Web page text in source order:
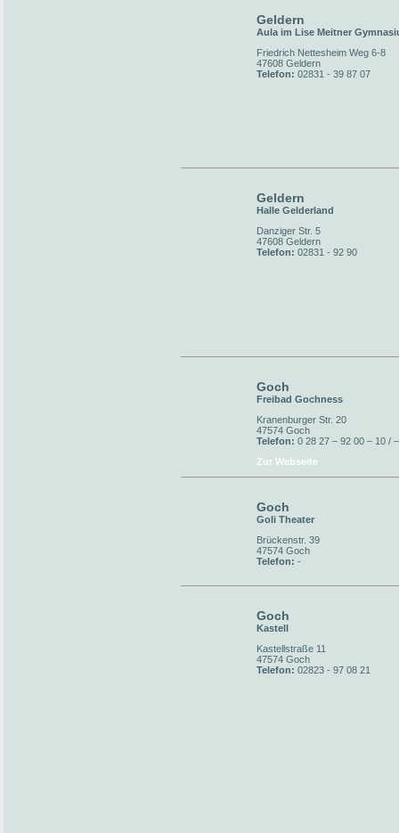
Geldern
Aula im Lise Meitner
Friedrich Nettesheim Weg 6-8
47608 Geldern
Telefon: 02831 - 39 87 07
Geldern
Halle Gelderland
Danziger Str. 5
47608 Geldern
Telefon: 02831 - 92 90
Goch
Freibad Gochness
Kranenburger Str. 20
47574 Goch
Telefon: 0 28 27 – 92 00 – 10 /
Zur Webseite
Goch
Goli Theater
Brückenstr. 39
47574 Goch
Telefon: -
Goch
Kastell
Kastellstraße 11
47574 Goch
Telefon: 02823 - 97 08 21